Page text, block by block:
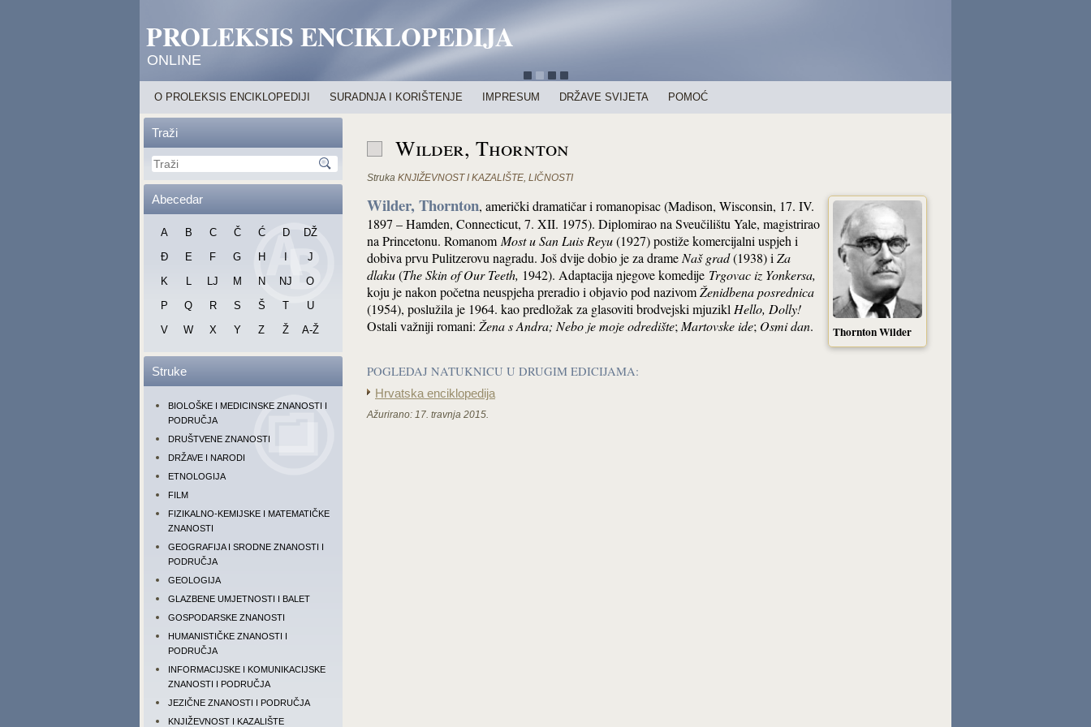
PROLEKSIS ENCIKLOPEDIJA
ONLINE
O PROLEKSIS ENCIKLOPEDIJI SURADNJA I KORIŠTENJE IMPRESUM DRŽAVE SVIJETA POMOĆ
Traži
Abecedar
A B C Č Ć D
DŽ
Đ
E F G H
J
K
L LJ M N NJ
O
P
Q R S Š T
U
V
W X Y Z Ž A-Ž
Struke
BIOLOŠKE I MEDICINSKE ZNANOSTI I
PODRUČJA
DRUŠTVENE ZNANOSTI
DRŽAVE I NARODI
ETNOLOGIJA
FILM
FIZIKALNO-KEMIJSKE I MATEMATIČKE
ZNANOSTI
GEOGRAFIJA I SRODNE ZNANOSTI I
PODRUČJA
GEOLOGIJA
GLAZBENE UMJETNOSTI I BALET
GOSPODARSKE ZNANOSTI
HUMANISTIČKE ZNANOSTI I
PODRUČJA
INFORMACIJSKE I KOMUNIKACIJSKE
ZNANOSTI I PODRUČJA
JEZIČNE ZNANOSTI I PODRUČJA
KNJIŽEVNOST I KAZALIŠTE
Wilder, Thornton
Struka KNJIŽEVNOST I KAZALIŠTE, LIČNOSTI
Thornton Wilder
Wilder, Thornton, američki dramatičar i romanopisac (Madison, Wisconsin, 17. IV.
1897 – Hamden, Connecticut, 7. XII. 1975). Diplomirao na Sveučilištu Yale, magistrirao
na Princetonu. Romanom Most u San Luis Reyu(1927) postiže komercijalni uspjeh i
dobiva prvu Pulitzerovu nagradu. Još dvije dobio je za drame Naš grad(1938) i Za
dlaku(The Skin of Our Teeth, 1942). Adaptacija njegove komedije Trgovac iz Yonkersa,
koju je nakon početna neuspjeha preradio i objavio pod nazivomŽenidbena posrednica
(1954), poslužila je 1964. kao predložak za glasoviti brodvejski mjuzikl Hello, Dolly!
Ostali važniji romani: Žena s Andra; Nebo je mojeodredište; Martovske ide; Osmi dan.
POGLEDAJ NATUKNICU U DRUGIM EDICIJAMA:
Hrvatska enciklopedija
Ažurirano: 17. travnja 2015.